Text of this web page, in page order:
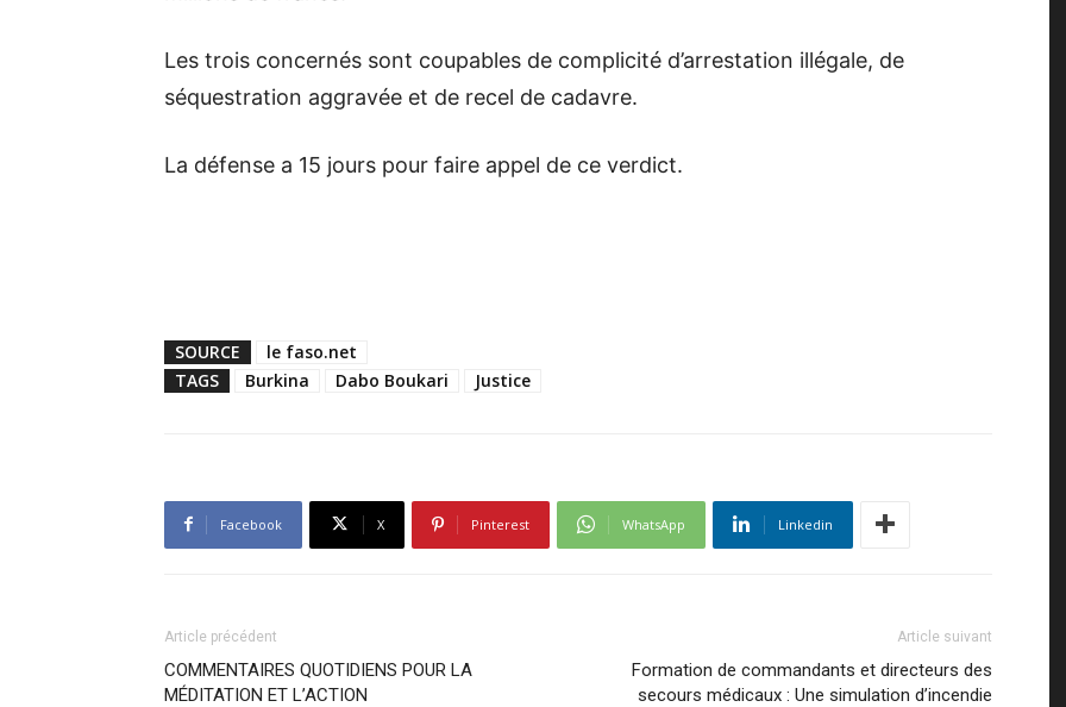
Les trois concernés sont coupables de complicité d’arrestation illégale, de
séquestration aggravée et de recel de cadavre.
La défense a 15 jours pour faire appel de ce verdict.
SOURCE
le faso.net
TAGS
Burkina Dabo Boukari Justice
Facebook X Pinterest WhatsApp Linkedin
Article précédent
COMMENTAIRES QUOTIDIENS POUR LA
MÉDITATION ET L’ACTION
Article suivant
Formation de commandants et directeurs des
secours médicaux : Une simulation d’incendie